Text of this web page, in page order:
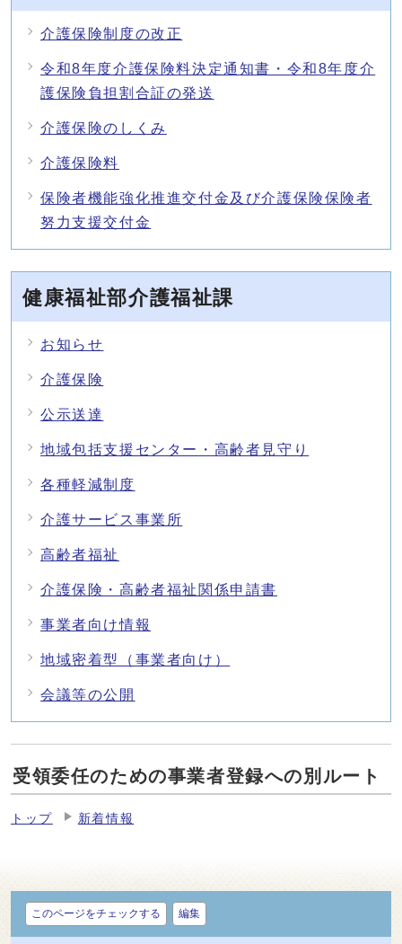
介護保険制度の改正
令和8年度介護保険料決定通知書・令和8年度介
護保険負担割合証の発送
介護保険のしくみ
介護保険料
保険者機能強化推進交付金及び介護保険保険者
努力支援交付金
健康福祉部介護福祉課
お知らせ
介護保険
公示送達
地域包括支援センター・高齢者見守り
各種軽減制度
介護サービス事業所
高齢者福祉
介護保険・高齢者福祉関係申請書
事業者向け情報
地域密着型（事業者向け）
会議等の公開
受領委任のための事業者登録への別ルート
トップ 新着情報
このページをチェックする 編集